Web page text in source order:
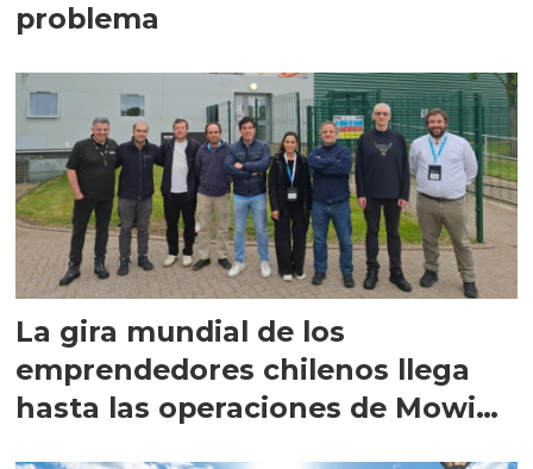
problema
La gira mundial de los
emprendedores chilenos llega
hasta las operaciones de Mowi